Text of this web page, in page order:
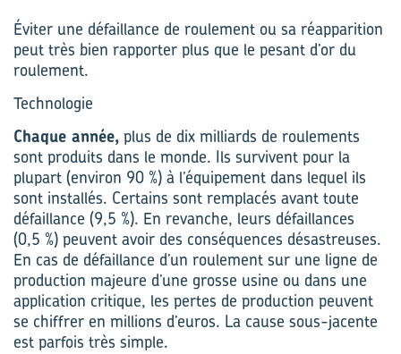
Éviter une défaillance de roulement ou sa réapparition
peut très bien rapporter plus que le pesant d’or du
roulement.
Technologie
Chaque année, plus de dix milliards de roulements
sont produits dans le monde. Ils survivent pour la
plupart (environ 90 %) à l’équipement dans lequel ils
sont installés. Certains sont remplacés avant toute
défaillance (9,5 %). En revanche, leurs défaillances
(0,5 %) peuvent avoir des conséquences désastreuses.
En cas de défaillance d’un roulement sur une ligne de
production majeure d’une grosse usine ou dans une
application critique, les pertes de production peuvent
se chiffrer en millions d’euros. La cause sous-jacente
est parfois très simple.